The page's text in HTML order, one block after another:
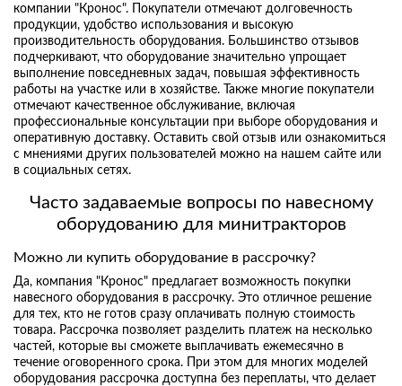
компании "Кронос". Покупатели отмечают долговечность
продукции, удобство использования и высокую
производительность оборудования. Большинство отзывов
подчеркивают, что оборудование значительно упрощает
выполнение повседневных задач, повышая эффективность
работы на участке или в хозяйстве. Также многие покупатели
отмечают качественное обслуживание, включая
профессиональные консультации при выборе оборудования и
оперативную доставку. Оставить свой отзыв или ознакомиться
с мнениями других пользователей можно на нашем сайте или
в социальных сетях.
Часто задаваемые вопросы по навесному
оборудованию для минитракторов
Можно ли купить оборудование в рассрочку?
Да, компания "Кронос" предлагает возможность покупки
навесного оборудования в рассрочку. Это отличное решение
для тех, кто не готов сразу оплачивать полную стоимость
товара. Рассрочка позволяет разделить платеж на несколько
частей, которые вы сможете выплачивать ежемесячно в
течение оговоренного срока. При этом для многих моделей
оборудования рассрочка доступна без переплаты, что делает